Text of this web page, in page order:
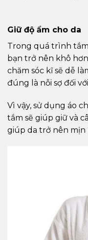
Giữ độ ẩm cho da
Trong quá trình
bạn trở nên khô
chăm sóc kĩ sẽ dễ
đúng là nỗi sợ đối
Vì vậy, sử dụng áo
tắm sẽ giúp giữ và
giúp da trở nên mịn